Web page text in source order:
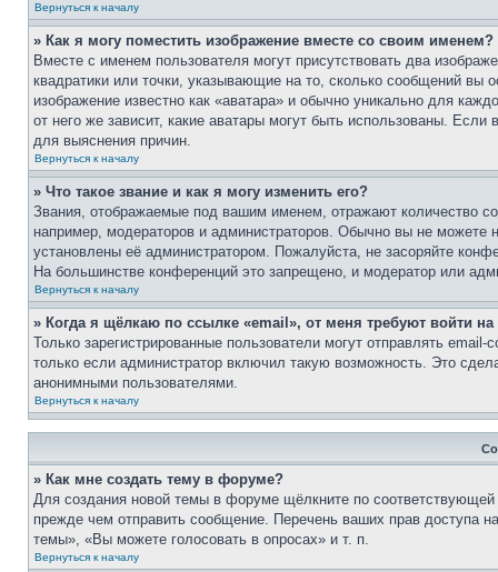
Вернуться к началу
» Как я могу поместить изображение вместе со своим именем?
Вместе с именем пользователя могут присутствовать два
квадратики или точки, указывающие на то, сколько сообщений вы
изображение известно как «аватара» и обычно уникально для
от него же зависит, какие аватары могут быть использованы.
для выяснения причин.
Вернуться к началу
» Что такое звание и как я могу изменить его?
Звания, отображаемые под вашим именем, отражают количество
например, модераторов и администраторов. Обычно вы не можете
установлены её администратором. Пожалуйста, не засоряйте
На большинстве конференций это запрещено, и модератор или
Вернуться к началу
» Когда я щёлкаю по ссылке «email», от меня требуют войти
Только зарегистрированные пользователи могут отправлять
только если администратор включил такую возможность. Это
анонимными пользователями.
Вернуться к началу
» Как мне создать тему в форуме?
Для создания новой темы в форуме щёлкните по
прежде чем отправить сообщение. Перечень ваших прав доступа
темы», «Вы можете голосовать в опросах» и т. п.
Вернуться к началу